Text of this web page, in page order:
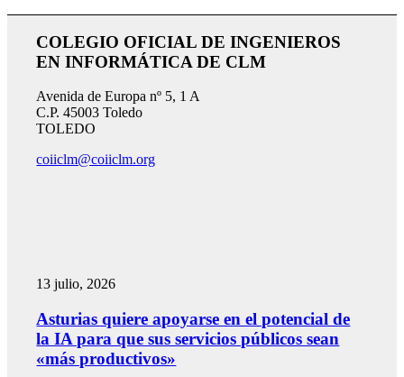
COLEGIO OFICIAL DE INGENIEROS
EN INFORMÁTICA DE CLM
Avenida de Europa nº 5, 1 A
C.P. 45003 Toledo
TOLEDO
coiiclm@coiiclm.org
13 julio, 2026
Asturias quiere apoyarse en el potencial de
la IA para que sus servicios públicos sean
«más productivos»